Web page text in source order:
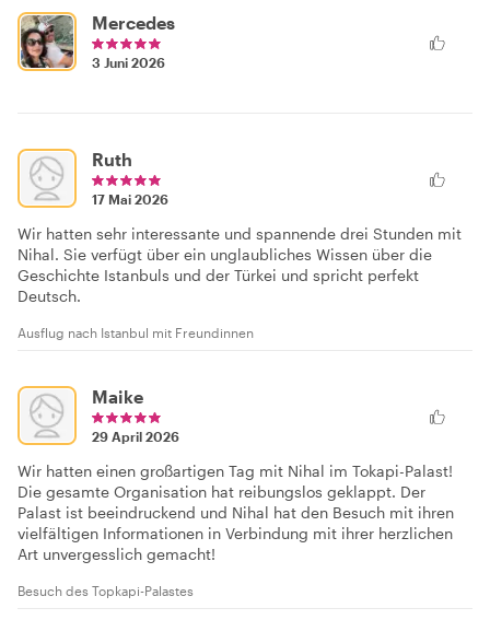
Mercedes
3 Juni 2026
Ruth
17 Mai 2026
Wir hatten sehr interessante und spannende drei Stunden mit
Nihal. Sie verfügt über ein unglaubliches Wissen über die
Geschichte Istanbuls und der Türkei und spricht perfekt
Deutsch.
Ausflug nach Istanbul mit Freundinnen
Maike
29 April 2026
Wir hatten einen großartigen Tag mit Nihal im Tokapi-Palast!
Die gesamte Organisation hat reibungslos geklappt. Der
Palast ist beeindruckend und Nihal hat den Besuch mit ihren
vielfältigen Informationen in Verbindung mit ihrer herzlichen
Art unvergesslich gemacht!
Besuch des Topkapi-Palastes